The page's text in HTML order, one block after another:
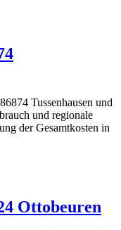
Tussenhausen und
und regionale
der Gesamtkosten in
Ottobeuren